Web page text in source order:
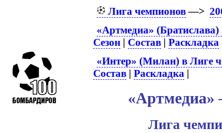
Лига чемпионов—>
«Артмедиа»
Сезон | Состав |Раскладка
«Интер» (Милан) в Лиге
Состав |Раскладка |
«Артмедиа»
Лига